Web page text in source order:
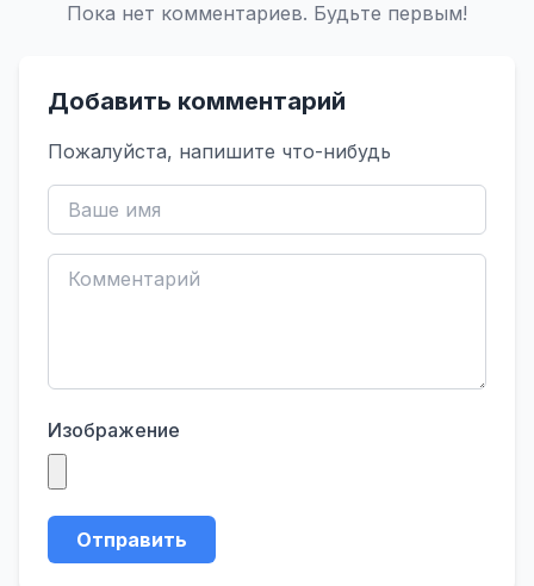
Пока нет комментариев. Будьте первым!
Добавить комментарий
Пожалуйста, напишите что-нибудь
Изображение
Отправить